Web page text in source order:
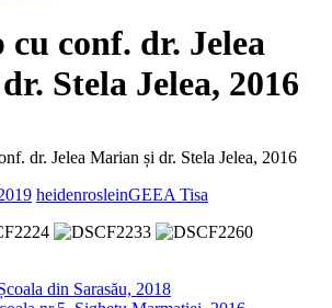
conf. dr. Jelea
Stela Jelea, 2016
dr. Jelea Marian și dr. Stela Jelea, 2016
heidenrosleinGEEA Tisa
din Sarasău, 2018